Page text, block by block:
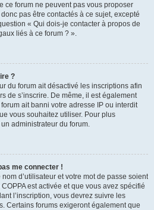
ce forum ne peuvent pas vous proposer
pas être contactés à ce sujet, excepté
« Qui dois-je contacter à propos de
liés à ce forum ? ».
?
du forum ait désactivé les inscriptions afin
de s’inscrire. De même, il est également
ait banni votre adresse IP ou interdit
vous souhaitez utiliser. Pour plus
administrateur du forum.
me connecter !
d’utilisateur et votre mot de passe soient
est activée et que vous avez spécifié
l’inscription, vous devrez suivre les
Certains forums exigeront également que